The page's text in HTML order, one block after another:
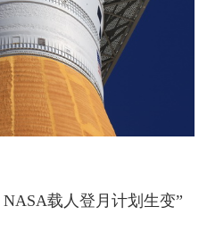
载人登月计划生变”